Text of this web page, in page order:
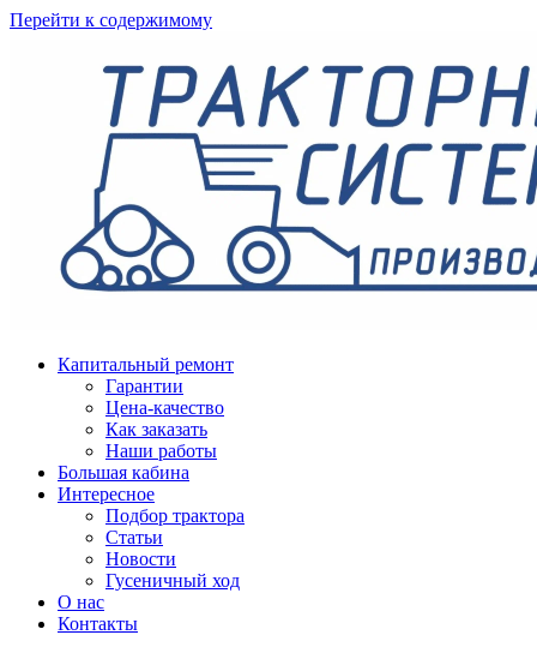
Перейти к содержимому
Капитальный ремонт
Гарантии
Цена-качество
Как заказать
Наши работы
Большая кабина
Интересное
Подбор трактора
Статьи
Новости
Гусеничный ход
О нас
Контакты